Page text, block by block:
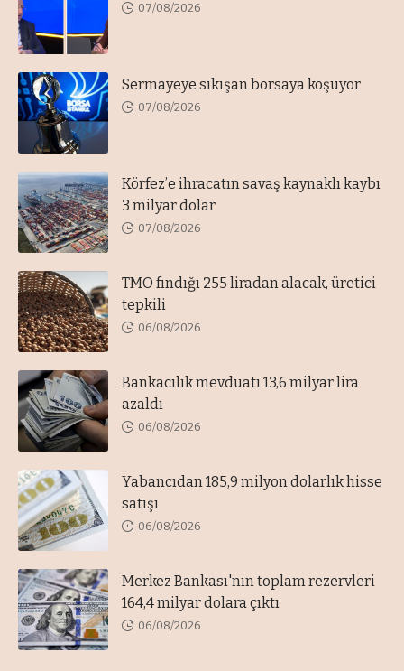
07/08/2026
Sermayeye sıkışan borsaya koşuyor
07/08/2026
Körfez’e ihracatın savaş kaynaklı kaybı
3 milyar dolar
07/08/2026
TMO fındığı 255 liradan alacak, üretici
tepkili
06/08/2026
Bankacılık mevduatı 13,6 milyar lira
azaldı
06/08/2026
Yabancıdan 185,9 milyon dolarlık hisse
satışı
06/08/2026
Merkez Bankası'nın toplam rezervleri
164,4 milyar dolara çıktı
06/08/2026